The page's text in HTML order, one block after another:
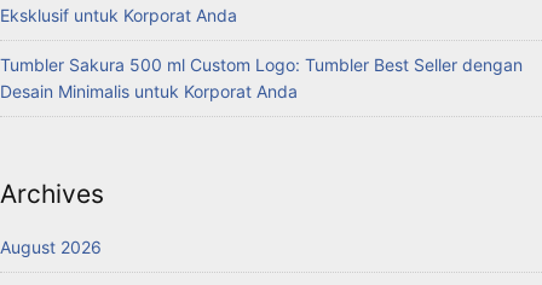
Eksklusif untuk Korporat Anda
Tumbler Sakura 500 ml Custom Logo: Tumbler Best Seller dengan
Desain Minimalis untuk Korporat Anda
Archives
August 2026